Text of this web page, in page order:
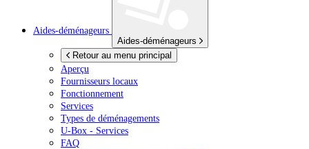
Aides-déménageurs
Aides-déménageurs
Retour au menu principal
Aperçu
Fournisseurs locaux
Fonctionnement
Services
Types de déménagements
U-Box - Services
FAQ